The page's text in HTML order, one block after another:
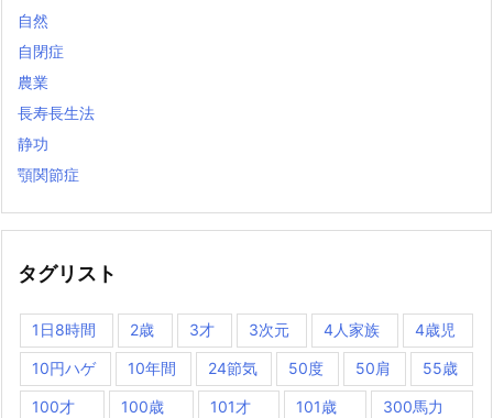
自然
自閉症
農業
長寿長生法
静功
顎関節症
タグリスト
1日8時間 2歳 3才 3次元 4人家族 4歳児
10円ハゲ 10年間 24節気 50度 50肩 55歳
100才 100歳 101才 101歳 300馬力